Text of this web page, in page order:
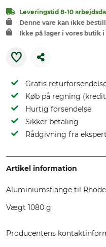
Leveringstid 8-10
Denne vare kan ikke
Ikke på lager i vores butik i
Gratis
Køb på regning
Hurtig forsendelse
Sikker betaling
Rådgivning fra
Artikel information
Aluminiumsflange til
Vægt 1080 g
Producentens